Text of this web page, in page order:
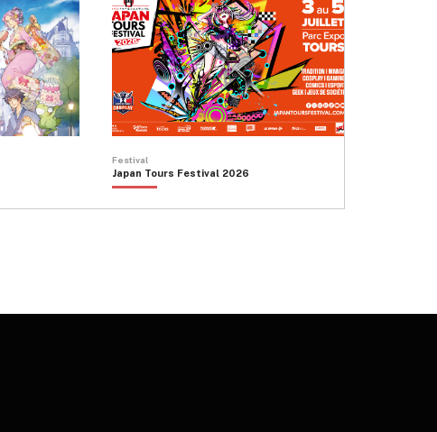
Festival
Japan Tours Festival 2026